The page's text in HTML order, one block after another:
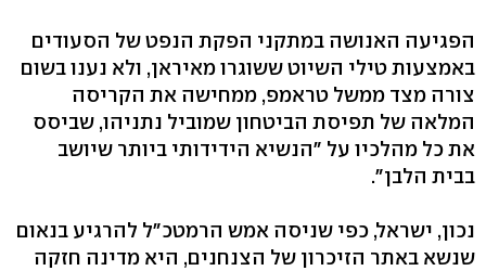
הפגיעה האנושה במתקני הפקת הנפט של הסעודים
באמצעות טילי השיוט ששוגרו מאיראן, ולא נענו בשום
צורה מצד ממשל טראמפ, ממחישה את הקריסה
המלאה של תפיסת הביטחון שמוביל נתניהו, שביסס
את כל מהלכיו על "הנשיא הידידותי ביותר שיושב
בבית הלבן".
נכון, ישראל, כפי שניסה אמש הרמטכ"ל להרגיע בנאום
שנשא באתר הזיכרון של הצנחנים, היא מדינה חזקה